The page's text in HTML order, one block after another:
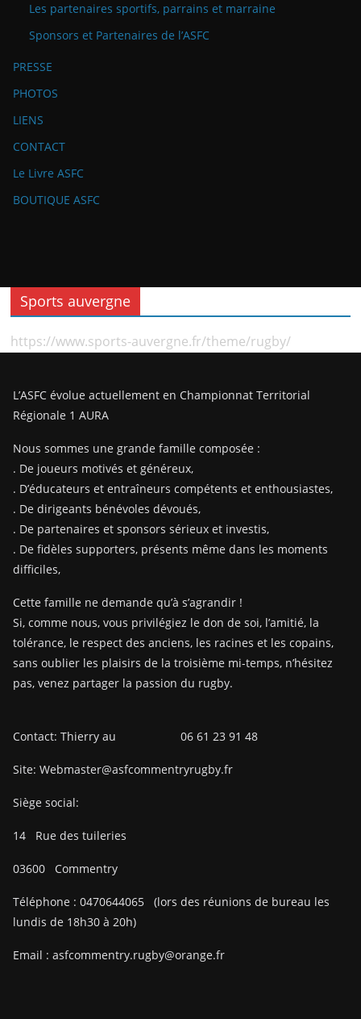
Les partenaires sportifs, parrains et marraine
Sponsors et Partenaires de l’ASFC
PRESSE
PHOTOS
LIENS
CONTACT
Le Livre ASFC
BOUTIQUE ASFC
Sports auvergne
https://www.sports-auvergne.fr/theme/rugby/
L’ASFC évolue actuellement en Championnat Territorial
Régionale 1 AURA
Nous sommes une grande famille composée :
. De joueurs motivés et généreux,
. D’éducateurs et entraîneurs compétents et enthousiastes,
. De dirigeants bénévoles dévoués,
. De partenaires et sponsors sérieux et investis,
. De fidèles supporters, présents même dans les moments
difficiles,
Cette famille ne demande qu’à s’agrandir !
Si, comme nous, vous privilégiez le don de soi, l’amitié, la
tolérance, le respect des anciens, les racines et les copains,
sans oublier les plaisirs de la troisième mi-temps, n’hésitez
pas, venez partager la passion du rugby.
Contact: Thierry au 06 61 23 91 48
Site: Webmaster@asfcommentryrugby.fr
Siège social:
14 Rue des tuileries
03600 Commentry
Téléphone : 0470644065
(lors des réunions de bureau les
lundis de 18h30 à 20h)
Email : asfcommentry.rugby@orange.fr